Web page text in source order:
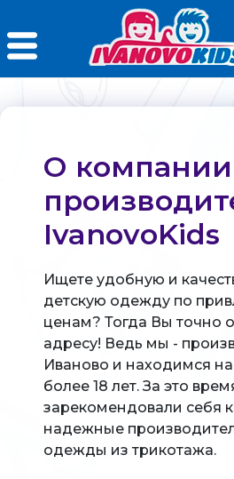
О компании
IvanovoKids
Ищете удобную и
детскую одежду по
ценам? Тогда Вы точно
адресу! Ведь мы -
Иваново и находимся
более 18 лет. За это
зарекомендовали себя
надежные
одежды из трикотажа.